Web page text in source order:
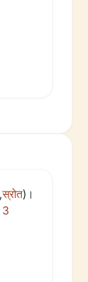
,स्रोत
3
)।